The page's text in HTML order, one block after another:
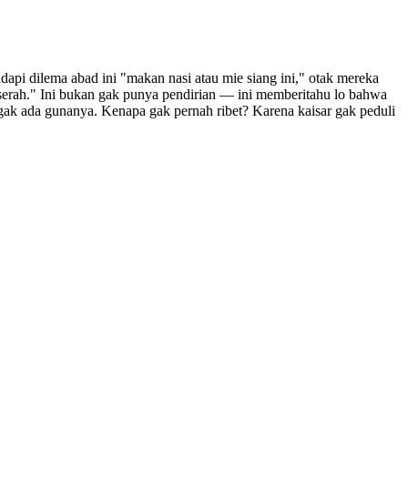
dilema abad ini "makan nasi atau mie siang ini," otak mereka
Ini bukan gak punya pendirian — ini memberitahu lo bahwa
ada gunanya. Kenapa gak pernah ribet? Karena kaisar gak peduli